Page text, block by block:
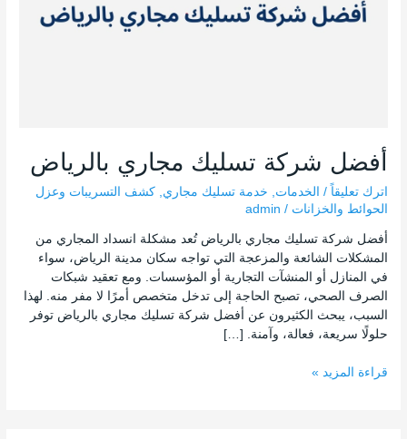
أفضل شركة تسليك مجاري بالرياض
اترك تعليقاً / الخدمات خدمة تسليك مجاري ,كشف التسريبات وعزل
الحوائط والخزانات /
admin
أفضل شركة تسليك مجاري بالرياض تُعد مشكلة انسداد المجاري من
المشكلات الشائعة والمزعجة التي تواجه سكان مدينة الرياض، سواء
في المنازل أو المنشآت التجارية أو المؤسسات. ومع تعقيد شبكات
الصرف الصحي، تصبح الحاجة إلى تدخل متخصص أمرًا لا مفر منه. لهذا
السبب، يبحث الكثيرون عن أفضل شركة تسليك مجاري بالرياض توفر
حلولًا سريعة، فعالة، وآمنة. […]
قراءة المزيد »